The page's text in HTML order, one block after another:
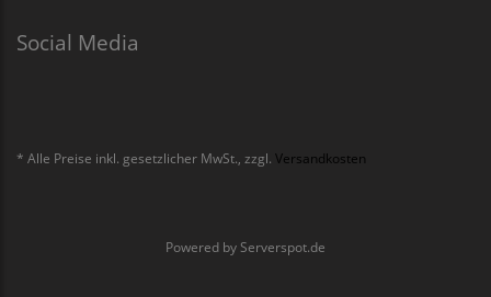
Social Media
* Alle Preise inkl. gesetzlicher MwSt., zzgl. Versandkosten
Powered by Serverspot.de